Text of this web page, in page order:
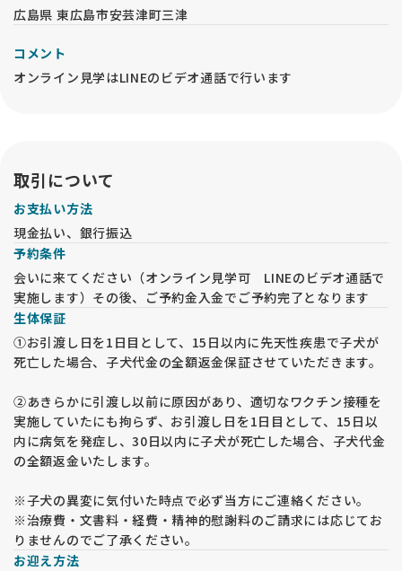
広島県 東広島市安芸津町三津
コメント
オンライン見学はLINEのビデオ通話で行います
取引について
お支払い方法
現金払い、銀行振込
予約条件
会いに来てください（オンライン見学可 LINEのビデオ通話で
実施します）その後、ご予約金入金でご予約完了となります
生体保証
①お引渡し日を1日目として、15日以内に先天性疾患で子犬が
死亡した場合、子犬代金の全額返金保証させていただきます。
②あきらかに引渡し以前に原因があり、適切なワクチン接種を
実施していたにも拘らず、お引渡し日を1日目として、15日以
内に病気を発症し、30日以内に子犬が死亡した場合、子犬代金
の全額返金いたします。
※子犬の異変に気付いた時点で必ず当方にご連絡ください。
※治療費・文書料・経費・精神的慰謝料のご請求には応じてお
りませんのでご了承ください。
お迎え方法